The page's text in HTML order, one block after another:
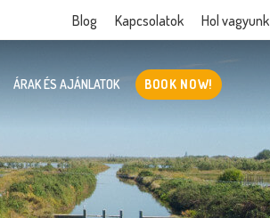
Blog Kapcsolatok Hol vagyunk
ÁRAK ÉS AJÁNLATOK BOOK NOW!